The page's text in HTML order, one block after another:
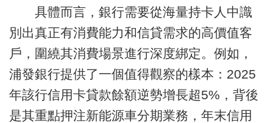
具體而言，銀行需要從海量持卡人中識
別出真正有消費能力和信貸需求的高價值客
戶，圍繞其消費場景進行深度綁定。例如，
浦發銀行提供了一個值得觀察的樣本：2025
年該行信用卡貸款餘額逆勢增長超5%，背後
是其重點押注新能源車分期業務，年末信用